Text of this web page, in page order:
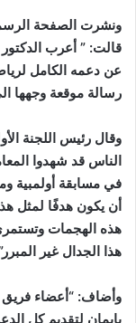
ونشرت الصفحة
قالت: ” أعرب الدكتور
عن دعمه الكامل
رسالة موقعة وجهها
وقال رئيس اللجنة
الناس قد شهدوا
في مسابقة أولمبية
أن يكون هدفًا لمثل
هذه الهجمات
هذا الجدال غير
وأضاف: “أعضاء فريق
بإيمان لتقديم كل